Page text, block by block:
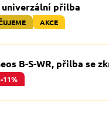
univerzální přilba
AKCE
B-S-WR, přilba se
-11%